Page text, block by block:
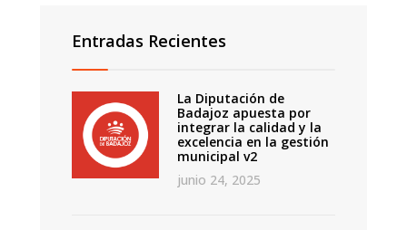
Entradas Recientes
La Diputación de
Badajoz apuesta por
integrar la calidad y la
excelencia en la gestión
municipal v2
junio 24, 2025